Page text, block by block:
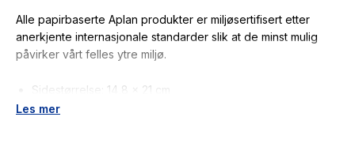
Alle papirbaserte Aplan produkter er miljøsertifisert etter
anerkjente internasjonale standarder slik at de minst mulig
påvirker vårt felles ytre miljø.
Sidestørrelse: 14,8 x 21 cm
Hullet for Aplan
Les mer